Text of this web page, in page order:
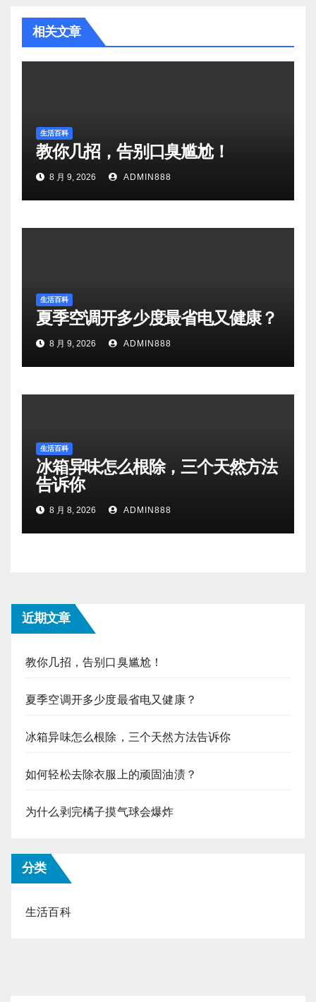
相关文章
生活百科
教你几招，告别口臭尴尬！
8 月 9, 2026 ADMIN888
生活百科
夏季空调开多少度最省电又健康？
8 月 9, 2026 ADMIN888
生活百科
冰箱异味怎么根除，三个天然方法
告诉你
8 月 8, 2026 ADMIN888
近期文章
教你几招，告别口臭尴尬！
夏季空调开多少度最省电又健康？
冰箱异味怎么根除，三个天然方法告诉你
如何轻松去除衣服上的顽固油渍？
为什么剥完橘子摸气球会爆炸
分类
生活百科